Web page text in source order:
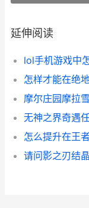
延伸阅读
请问影之刃结